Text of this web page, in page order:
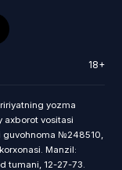
18+
yozma
axborot vositasi
guvohnoma №248510,
Manzil:
tumani, 12-27-73.